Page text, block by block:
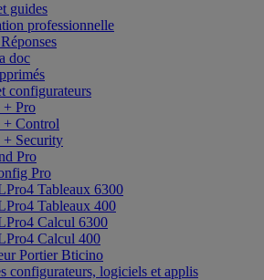
guides
professionnelle
doc
configurateurs
+ Pro
Control
Security
Pro
Pro
Tableaux 6300
Tableaux 400
Calcul 6300
Calcul 400
Portier Bticino
configurateurs, logiciels et applis